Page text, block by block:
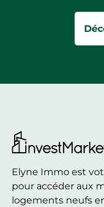
Elyne Immo est
pour accéder aux
logements neufs